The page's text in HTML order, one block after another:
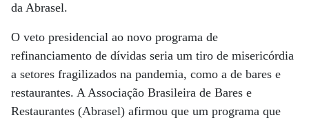
da Abrasel.
O veto presidencial ao novo programa de
refinanciamento de dívidas seria um tiro de misericórdia
a setores fragilizados na pandemia, como a de bares e
restaurantes. A Associação Brasileira de Bares e
Restaurantes (Abrasel) afirmou que um programa que